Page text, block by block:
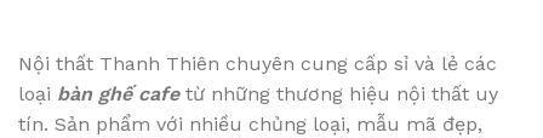
Nội thất Thanh Thiên chuyên cung cấp sỉ và lẻ các
loại bàn ghế cafetừ những thương hiệu nội thất uy
tín. Sản phẩm với nhiều chủng loại, mẫu mã đẹp,